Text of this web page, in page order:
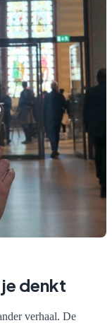
denkt
verhaal. De